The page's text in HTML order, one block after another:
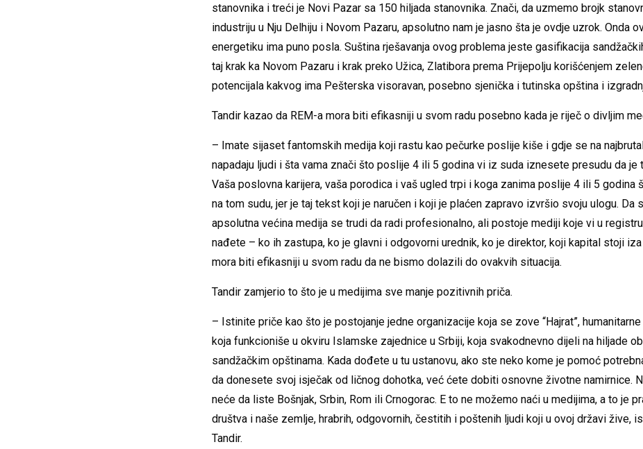
stanovnika i treći je Novi Pazar sa 150 hiljada stanovnika. Znači, da uzmemo brojk
industriju u Nju Delhiju i Novom Pazaru, apsolutno nam je jasno šta je ovdje uzrok. Onda
energetiku ima puno posla. Suština rješavanja ovog problema jeste gasifikacija
taj krak ka Novom Pazaru i krak preko Užica, Zlatibora prema Prijepolju korišćenjem
potencijala kakvog ima Pešterska visoravan, posebno sjenička i tutinska opština i
Tandir kazao da REM-a mora biti efikasniji u svom radu posebno kada je riječ o divljim
– Imate sijaset fantomskih medija koji rastu kao pečurke poslije kiše i gdje se na
napadaju ljudi i šta vama znači što poslije 4 ili 5 godina vi iz suda iznesete presudu da je
Vaša poslovna karijera, vaša porodica i vaš ugled trpi i koga zanima poslije 4 ili 5 godina
na tom sudu, jer je taj tekst koji je naručen i koji je plaćen zapravo izvršio svoju ulogu. Da
apsolutna većina medija se trudi da radi profesionalno, ali postoje mediji koje vi u
nađete – ko ih zastupa, ko je glavni i odgovorni urednik, ko je direktor, koji kapital stoji
mora biti efikasniji u svom radu da ne bismo dolazili do ovakvih situacija.
Tandir zamjerio to što je u medijima sve manje pozitivnih priča.
– Istinite priče kao što je postojanje jedne organizacije koja se zove “Hajrat”,
koja funkcioniše u okviru Islamske zajednice u Srbiji, koja svakodnevno dijeli na hiljade
sandžačkim opštinama. Kada dođete u tu ustanovu, ako ste neko kome je pomoć
da donesete svoj isječak od ličnog dohotka, već ćete dobiti osnovne životne namirnice.
neće da liste Bošnjak, Srbin, Rom ili Crnogorac. E to ne možemo naći u medijima, a to je
društva i naše zemlje, hrabrih, odgovornih, čestitih i poštenih ljudi koji u ovoj državi žive,
Tandir.